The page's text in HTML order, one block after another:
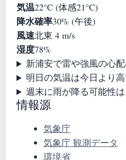
気温22°C (体感21°C)
降水確率30% (午後)
風速北東 4 m/s
湿度78%
新浦安で雷や強風の心
明日の気温は今日より高
週末に雨が降る可能性は
情報源
気象庁
気象庁 観測データ
環境省